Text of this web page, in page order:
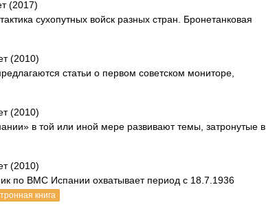
(2017)
сухопутных войск разных стран. Бронетанковая
(2010)
статьи о первом советском мониторе,
(2010)
в той или иной мере развивают темы, затронутые в
(2010)
по ВМС Испании охватывает период с 18.7.1936
книга